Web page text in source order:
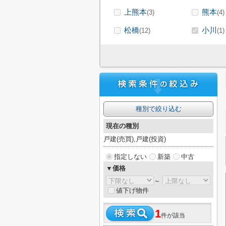
上熊本(3) 熊本(4)
松橋(12) 小川 (1)
種別で絞り込む
現在の種別
戸建(売買),戸建(投資)
指定しない 新築
中古
▼価格
～
値下げ物件
1件が該当